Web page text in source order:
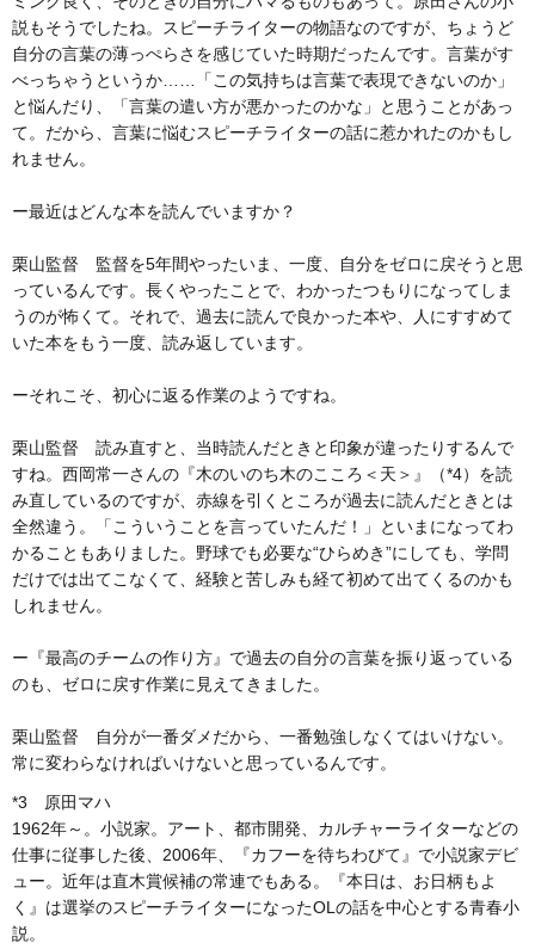
説もそうでしたね。スピーチライターの物語なのですが、ちょうど
自分の言葉の薄っぺらさを感じていた時期だったんです。言葉がす
べっちゃうというか……「この気持ちは言葉で表現できないのか」
と悩んだり、「言葉の遣い方が悪かったのかな」と思うことがあっ
て。だから、言葉に悩むスピーチライターの話に惹かれたのかもし
れません。
ー最近はどんな本を読んでいますか？
栗山監督 監督を5年間やったいま、一度、自分をゼロに戻そうと思
っているんです。長くやったことで、わかったつもりになってしま
うのが怖くて。それで、過去に読んで良かった本や、人にすすめて
いた本をもう一度、読み返しています。
ーそれこそ、初心に返る作業のようですね。
栗山監督 読み直すと、当時読んだときと印象が違ったりするんで
すね。西岡常一さんの『木のいのち木のこころ＜天＞』（*4）を読
み直しているのですが、赤線を引くところが過去に読んだときとは
全然違う。「こういうことを言っていたんだ！」といまになってわ
かることもありました。野球でも必要な“ひらめき”にしても、学問
だけでは出てこなくて、経験と苦しみも経て初めて出てくるのかも
しれません。
ー『最高のチームの作り方』で過去の自分の言葉を振り返っている
のも、ゼロに戻す作業に見えてきました。
栗山監督 自分が一番ダメだから、一番勉強しなくてはいけない。
常に変わらなければいけないと思っているんです。
*3 原田マハ
1962年～。小説家。アート、都市開発、カルチャーライターなどの
仕事に従事した後、2006年、『カフーを待ちわびて』で小説家デビ
ュー。近年は直木賞候補の常連でもある。『本日は、お日柄もよ
く』は選挙のスピーチライターになったOLの話を中心とする青春小
説。